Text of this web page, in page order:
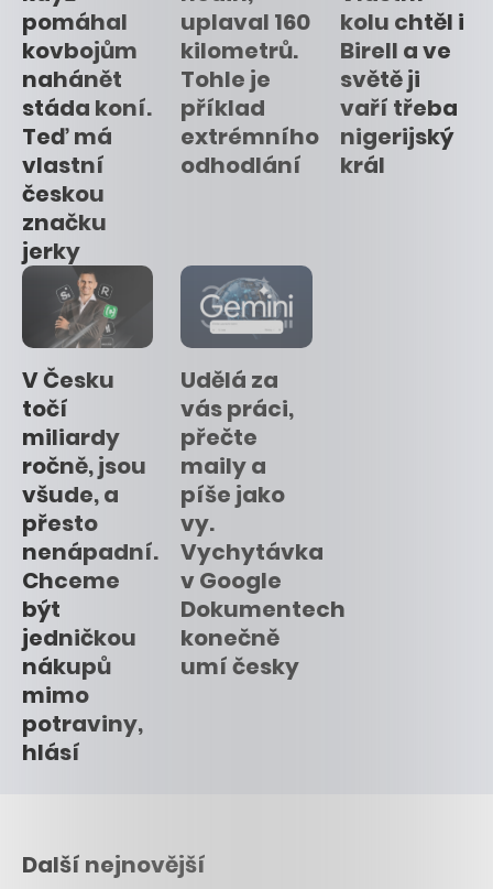
pomáhal
kovbojům
nahánět
stáda koní.
Teď má
vlastní
českou
značku
jerky
uplaval 160
kilometrů.
Tohle je
příklad
extrémního
odhodlání
kolu chtěl i
Birell a ve
světě ji
vaří třeba
nigerijský
král
V Česku
točí
miliardy
ročně, jsou
všude, a
přesto
nenápadní.
Chceme
být
jedničkou
nákupů
mimo
potraviny,
hlásí
Udělá za
vás práci,
přečte
maily a
píše jako
vy.
Vychytávka
v Google
Dokumentech
konečně
umí česky
Další nejnovější